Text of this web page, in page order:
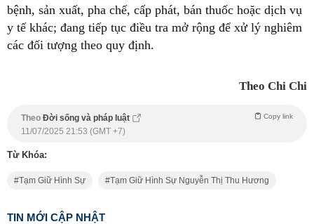
bệnh, sản xuất, pha chế, cấp phát, bán thuốc hoặc dịch vụ
y tế khác; đang tiếp tục điều tra mở rộng để xử lý nghiêm
các đối tượng theo quy định.
Theo Chi Chi
Theo Đời sống và pháp luật Copy link
11/07/2025 21:53 (GMT +7)
Từ Khóa:
Tạm Giữ Hình Sự Tạm Giữ Hình Sự Nguyễn Thị Thu Hương
TIN MỚI CẬP NHẬT